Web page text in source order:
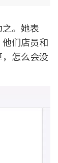
。她表
们店员和
怎么会没